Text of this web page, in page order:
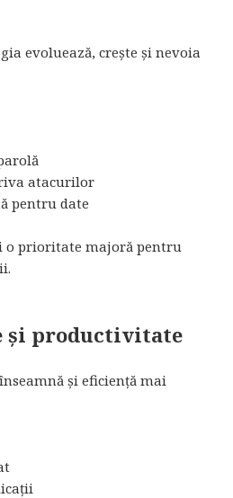
evoluează, crește și nevoia
atacurilor
pentru date
o prioritate majoră pentru
și productivitate
înseamnă și eficiență mai